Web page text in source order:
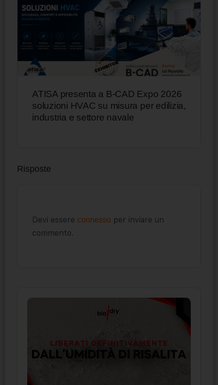
ATISA presenta a B-CAD Expo 2026
soluzioni HVAC su misura per edilizia,
industria e settore navale
Risposte
Devi essere connesso per inviare un
commento.